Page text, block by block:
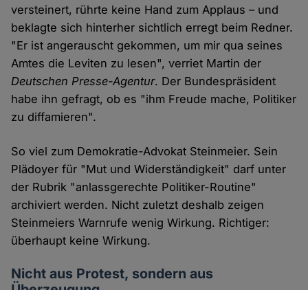
versteinert, rührte keine Hand zum Applaus – und
beklagte sich hinterher sichtlich erregt beim Redner.
"Er ist angerauscht gekommen, um mir qua seines
Amtes die Leviten zu lesen", verriet Martin der
Deutschen Presse-Agentur. Der Bundespräsident
habe ihn gefragt, ob es "ihm Freude mache, Politiker
zu diffamieren".
So viel zum Demokratie-Advokat Steinmeier. Sein
Plädoyer für "Mut und Widerständigkeit" darf unter
der Rubrik "anlassgerechte Politiker-Routine"
archiviert werden. Nicht zuletzt deshalb zeigen
Steinmeiers Warnrufe wenig Wirkung. Richtiger:
überhaupt keine Wirkung.
Nicht aus Protest, sondern aus